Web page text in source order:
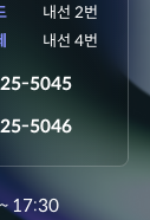
내선 2번
내선 4번
5045
5046
17:30